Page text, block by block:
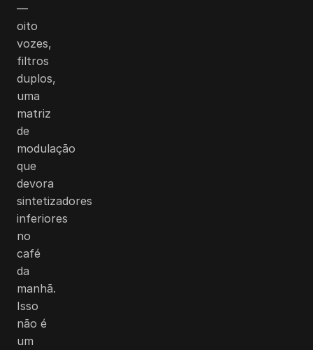
—
oito
vozes,
filtros
duplos,
uma
matriz
de
modulação
que
devora
sintetizadores
inferiores
no
café
da
manhã.
Isso
não é
um